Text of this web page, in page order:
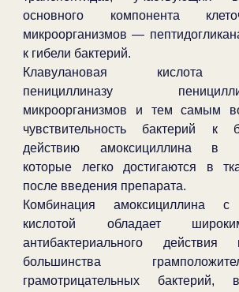
основного компонента
микроорганизмов —
к гибели бактерий.
Клавулановая кислота
пенициллиназу
микроорганизмов и тем самым
чувствительность бактерий к
действию амоксициллина в
которые легко достигаются в
после введения препарата.
Комбинация амоксициллина с
кислотой обладает
антибактериального
большинства
грамотрицательных